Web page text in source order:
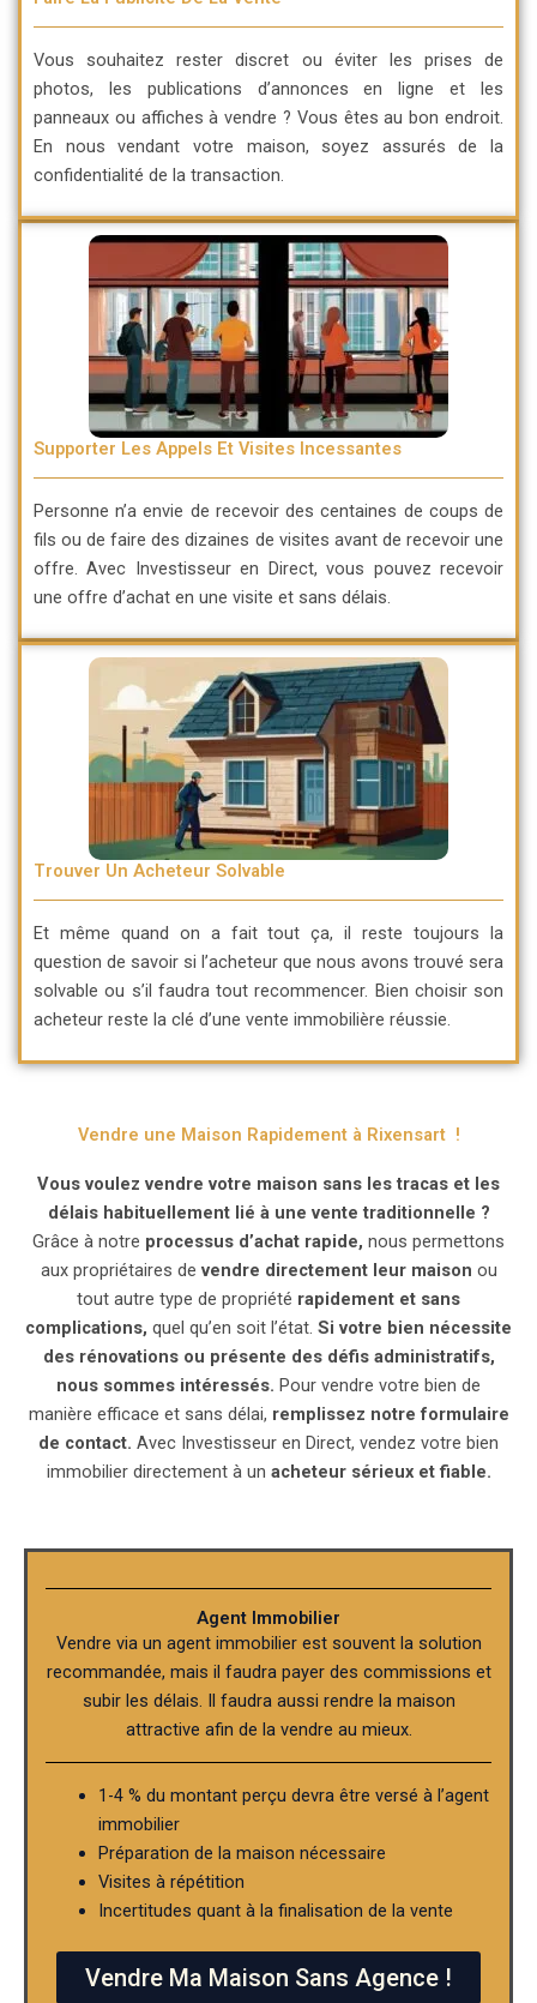
Supporter Les Appels Et Visites Incessantes
Personne n’a envie de recevoir des centaines de coups de
fils ou de faire des dizaines de visites avant de recevoir une
offre. Avec Investisseur en Direct, vous pouvez recevoir
une offre d’achat en une visite et sans délais.
Trouver Un Acheteur Solvable
Et même quand on a fait tout ça, il reste toujours la
question de savoir si l’acheteur que nous avons trouvé sera
solvable ou s’il faudra tout recommencer. Bien choisir son
acheteur reste la clé d’une vente immobilière réussie.
Vous souhaitez rester discret ou éviter les prises de
photos, les publications d’annonces en ligne et les
panneaux ou affiches à vendre ? Vous êtes au bon endroit.
En nous vendant votre maison, soyez assurés de la
confidentialité de la transaction.
Vendre une Maison Rapidement à Rixensart !
Vous voulez vendre votre maison sans les tracas et les
délais habituellement lié à une vente traditionnelle ?
Grâce à notre processus d’achat rapide, nous permettons
aux propriétaires de vendre directement leur maison ou
tout autre type de propriété rapidement et sans
complications, quel qu’en soit l’état. Si votre bien nécessite
des rénovations ou présente des défis administratifs,
nous sommes intéressés. Pour vendre votre bien de
manière efficace et sans délai, remplissez notre formulaire
de contact. Avec Investisseur en Direct, vendez votre bien
immobilier directement à un acheteur sérieux et fiable.
Agent Immobilier
Vendre via un agent immobilier est souvent la solution
recommandée, mais il faudra payer des commissions et
subir les délais. Il faudra aussi rendre la maison
attractive afin de la vendre au mieux.
1-4 % du montant perçu devra être versé à l’agent
immobilier
Préparation de la maison nécessaire
Visites à répétition
Incertitudes quant à la finalisation de la vente
Vendre Ma Maison Sans Agence !